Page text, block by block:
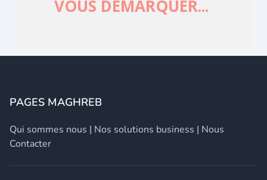
PAGES MAGHREB
Qui sommes nous | Nos solutions business | Nous
Contacter